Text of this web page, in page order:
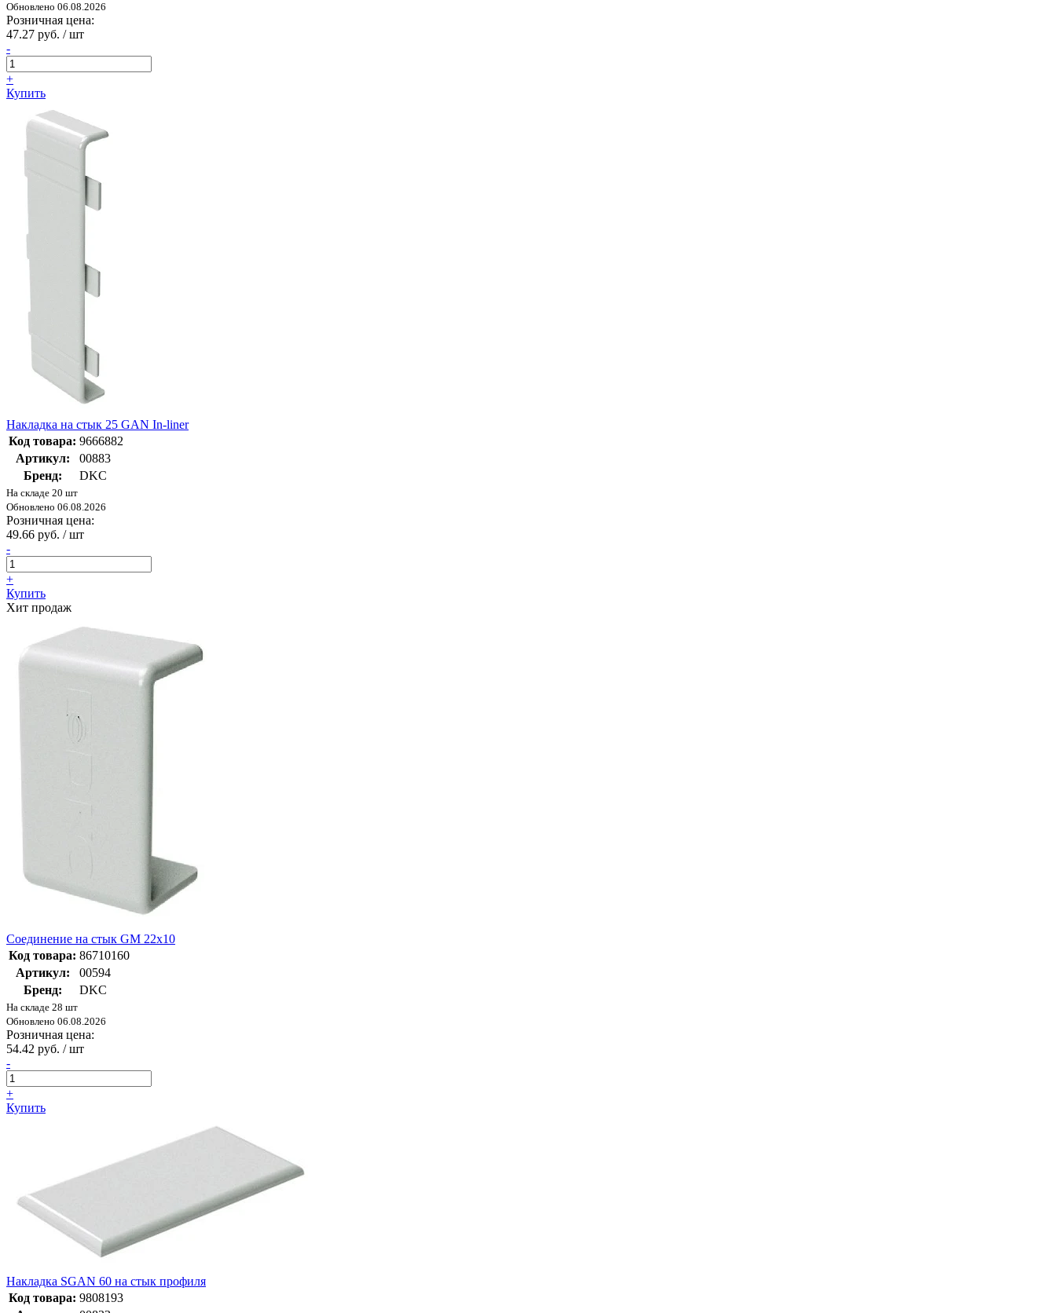
Обновлено 06.08.2026
Розничная цена:
47.27 руб. / шт
-
+
Купить
Накладка на стык 25 GAN In-liner
Код товара: 9666882
Артикул:
00883
Бренд:
DKC
На складе 20 шт
Обновлено 06.08.2026
Розничная цена:
49.66 руб. / шт
-
+
Купить
Хит продаж
Соединение на стык GM 22x10
Код товара: 86710160
Артикул:
00594
Бренд:
DKC
На складе 28 шт
Обновлено 06.08.2026
Розничная цена:
54.42 руб. / шт
-
+
Купить
Накладка SGAN 60 на стык профиля
Код товара: 9808193